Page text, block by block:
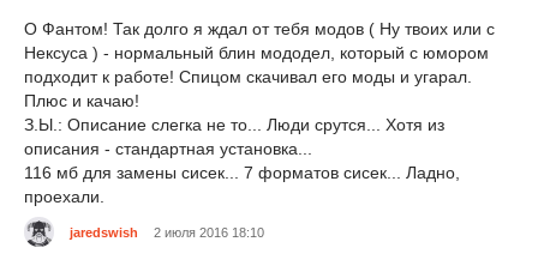
О Фантом! Так долго я ждал от тебя модов ( Ну твоих или с
Нексуса ) - нормальный блин мододел, который с юмором
подходит к работе! Спицом скачивал его моды и угарал.
Плюс и качаю!
З.Ы.: Описание слегка не то... Люди срутся... Хотя из
описания - стандартная установка...
116 мб для замены сисек... 7 форматов сисек... Ладно,
проехали.
jaredswish 2 июля 2016 18:10